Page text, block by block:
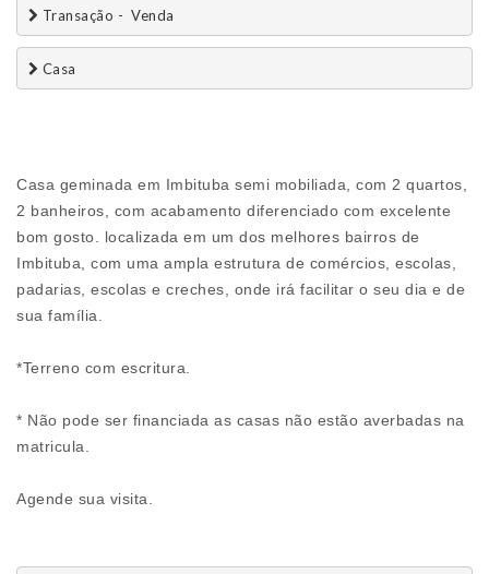
Transação -  Venda
Casa
Casa geminada em Imbituba semi mobiliada, com 2 quartos,
2 banheiros, com acabamento diferenciado com excelente
bom gosto. localizada em um dos melhores bairros de
Imbituba, com uma ampla estrutura de comércios, escolas,
padarias, escolas e creches, onde irá facilitar o seu dia e de
sua família.
*Terreno com escritura.
* Não pode ser financiada as casas não estão averbadas na
matricula.
Agende sua visita.